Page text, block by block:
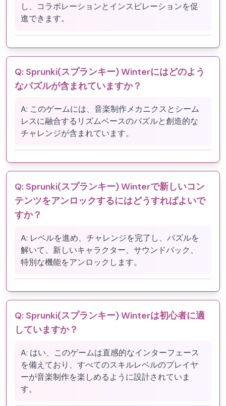
し、コラボレーションとインスピレーションを促
進できます。
Q: Sprunki(スプランキー) Winterにはどのよう
なパズルが含まれていますか？
A: このゲームには、音楽制作メカニクスとシーム
レスに融合するリズムベースのパズルと創造的な
チャレンジが含まれています。
Q: Sprunki(スプランキー) Winterで新しいコン
テンツをアンロックするにはどうすればよいで
すか？
A: レベルを進め、チャレンジを完了し、パズルを
解いて、新しいキャラクター、サウンドパック、
特別な機能をアンロックします。
Q: Sprunki(スプランキー) Winterは初心者に適
していますか？
A: はい、このゲームは直感的なインターフェース
を備えており、すべてのスキルレベルのプレイヤ
ーが音楽制作を楽しめるように設計されていま
す。